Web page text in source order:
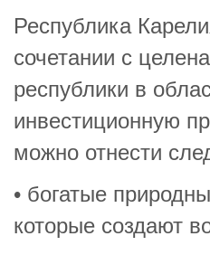
Республика
сочетании с
республики в
инвестиционную
можно отнести
• богатые
которые создают